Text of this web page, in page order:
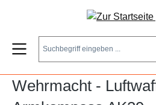
Zum Hauptinhalt springen
Wehrmacht -